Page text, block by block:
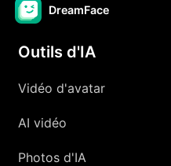
DreamFace
Outils d'IA
Vidéo d'avatar
AI vidéo
Photos d'IA